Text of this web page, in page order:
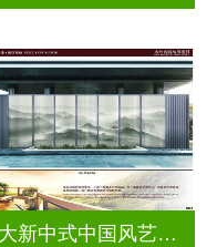
超大新中式中国风艺术水墨画玻璃